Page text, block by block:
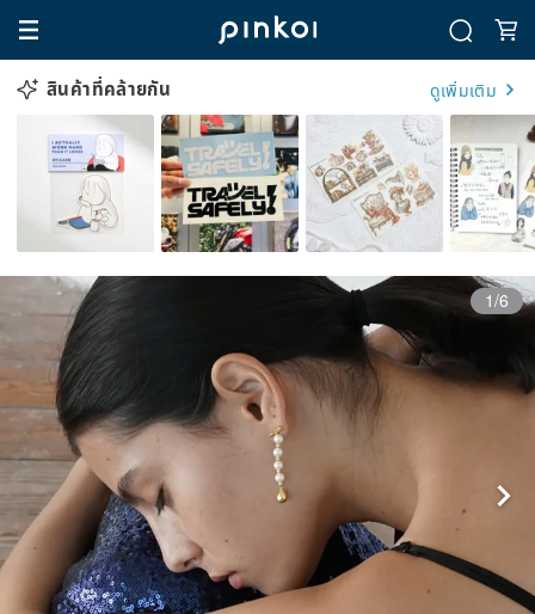
สินค้าที่คล้ายกัน ดูเพิ่มเติม
1/6